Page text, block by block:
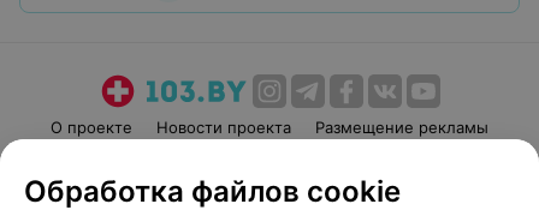
О проекте Новости проекта
Размещение рекламы
Пользовательское соглашение
Способы оплаты
Обработка файлов cookie